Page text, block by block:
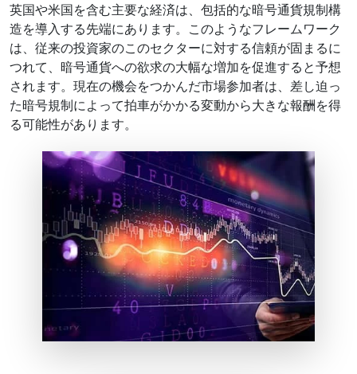
英国や米国を含む主要な経済は、包括的な暗号通貨規制構
造を導入する先端にあります。このようなフレームワーク
は、従来の投資家のこのセクターに対する信頼が固まるに
つれて、暗号通貨への欲求の大幅な増加を促進すると予想
されます。現在の機会をつかんだ市場参加者は、差し迫っ
た暗号規制によって拍車がかかる変動から大きな報酬を得
る可能性があります。